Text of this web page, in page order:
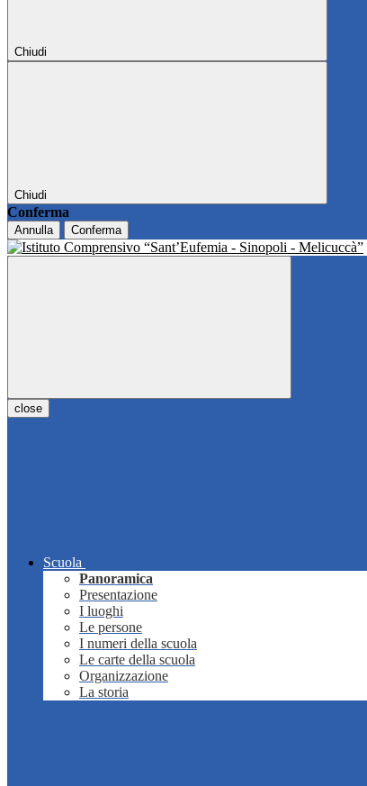
Chiudi
Chiudi
Conferma
Annulla Conferma
close
Scuola
Panoramica
Presentazione
I luoghi
Le persone
I numeri della scuola
Le carte della scuola
Organizzazione
La storia